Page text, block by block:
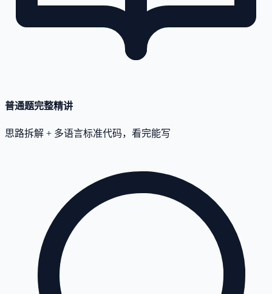
普通题完整精讲
思路拆解 + 多语言标准代码，看完能写